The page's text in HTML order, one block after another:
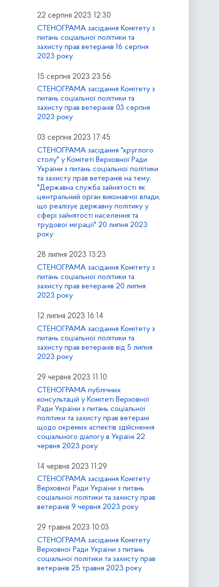
22 серпня 2023 12:30
СТЕНОГРАМА засідання Комітету з
питань соціальної політики та
захисту прав ветеранів 16 серпня
2023 року
15 серпня 2023 23:56
СТЕНОГРАМА засідання Комітету з
питань соціальної політики та
захисту прав ветеранів 03 серпня
2023 року
03 серпня 2023 17:45
СТЕНОГРАМА засідання "круглого
столу" у Комітеті Верховної Ради
України з питань соціальної політики
та захисту прав ветеранів на тему:
"Державна служба зайнятості як
центральний орган виконавчої влади,
що реалізує державну політику у
сфері зайнятості населення та
трудової міграції" 20 липня 2023
року
28 липня 2023 13:23
СТЕНОГРАМА засідання Комітету з
питань соціальної політики та
захисту прав ветеранів 20 липня
2023 року
12 липня 2023 16:14
СТЕНОГРАМА засідання Комітету з
питань соціальної політики та
захисту прав ветеранів від 5 липня
2023 року
29 червня 2023 11:10
СТЕНОГРАМА публічних
консультацій у Комітеті Верховної
Ради України з питань соціальної
політики та захисту прав ветерані
щодо окремих аспектів здійснення
соціального діалогу в Україні 22
червня 2023 року
14 червня 2023 11:29
СТЕНОГРАМА засідання Комітету
Верховної Ради України з питань
соціальної політики та захисту прав
ветеранів 9 червня 2023 року
29 травня 2023 10:03
СТЕНОГРАМА засідання Комітету
Верховної Ради України з питань
соціальної політики та захисту прав
ветеранів 25 травня 2023 року